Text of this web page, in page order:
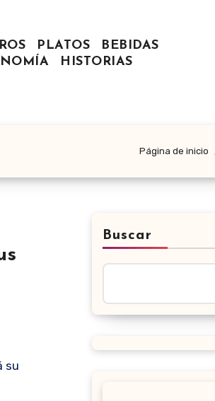
PLATOS
BEBIDAS
HISTORIAS
Página de inicio
Buscar